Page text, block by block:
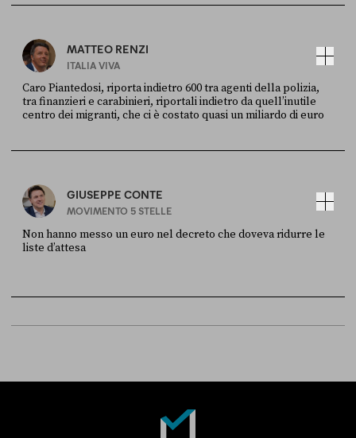
MATTEO RENZI
ITALIA VIVA
Caro Piantedosi, riporta indietro 600 tra agenti della polizia,
tra finanzieri e carabinieri, riportali indietro da quell’inutile
centro dei migranti, che ci è costato quasi un miliardo di euro
GIUSEPPE CONTE
MOVIMENTO 5 STELLE
Non hanno messo un euro nel decreto che doveva ridurre le
liste d’attesa